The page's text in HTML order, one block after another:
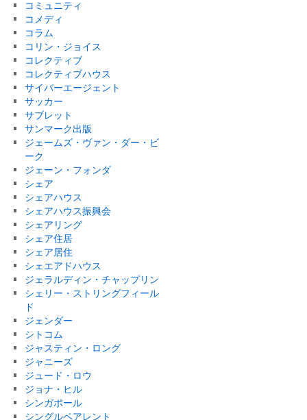
コミュニティ
コメディ
コラム
コリン・ジョイス
コレクティブ
コレクティブハウス
サイバーエージェント
サッカー
サブレット
サンマーク出版
ジェームズ・ヴァン・ダー・ビ
ーク
ジェーン・フォンダ
シェア
シェアハウス
シェアハウス振興会
シェアリング
シェア住居
シェア居住
シェエアドハウス
ジェラルディン・チャップリン
シェリー・ストリングフィール
ド
ジェンダー
シトコム
ジャスティン・ロング
ジャニーズ
ジュード・ロウ
ジョナ・ヒル
シンガポール
シングルペアレント